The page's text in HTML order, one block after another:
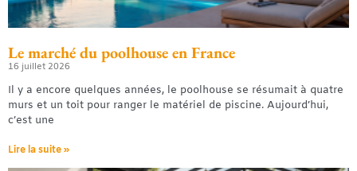
Le marché du poolhouse en France
16 juillet 2026
Il y a encore quelques années, le poolhouse se résumait à quatre
murs et un toit pour ranger le matériel de piscine. Aujourd’hui,
c’est une
Lire la suite »